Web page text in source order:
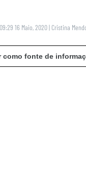
09:29 16 Maio, 2020 | Cristina
como fonte de